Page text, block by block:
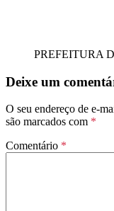
PREFEITURA
Deixe um
O seu endereço de e-
são marcados com *
Comentário *